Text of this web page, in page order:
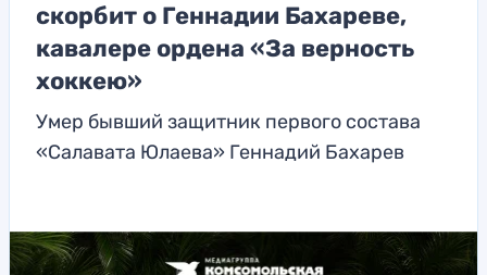
скорбит о Геннадии Бахареве,
кавалере ордена «За верность
хоккею»
Умер бывший защитник первого состава
«Салавата Юлаева» Геннадий Бахарев